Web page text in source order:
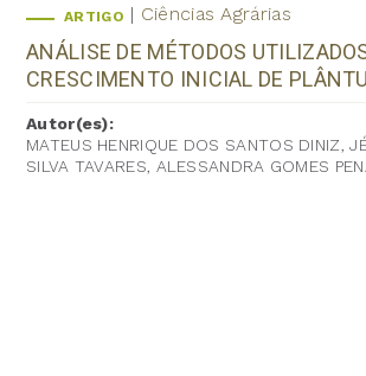
ARTIGO Ciências Agrárias
ANÁLISE DE MÉTODOS
CRESCIMENTO INICIAL DE
Autor(es):
MATEUS HENRIQUE DOS SANTOS DINIZ,
SILVA TAVARES, ALESSANDRA GOMES